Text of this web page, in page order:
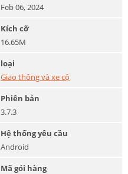
Feb 06, 2024
Kích cỡ
16.65M
loại
Giao thông và xe cộ
Phiên bản
3.7.3
Hệ thống yêu cầu
Android
Mã gói hàng